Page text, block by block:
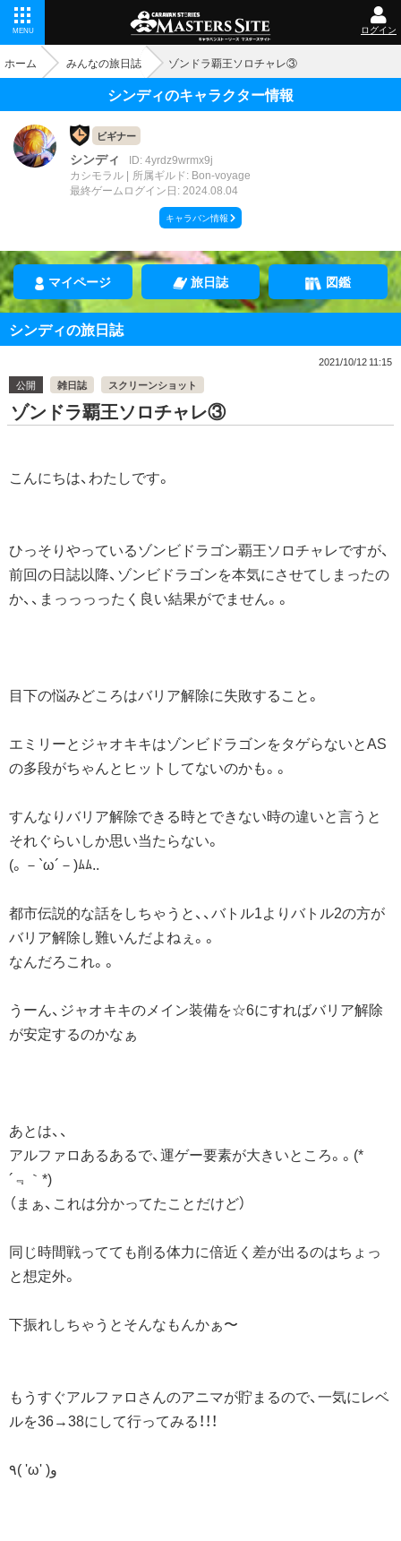
MENU ログイン
ホーム みんなの旅日誌 ゾンドラ覇王ソロチャレ③
シンディのキャラクター情報
ビギナー
シンディ
ID: 4yrdz9wrmx9j
カシモラル
所属ギルド: Bon-voyage
最終ゲームログイン日: 2024.08.04
キャラバン情報
マイページ 旅日誌 図鑑
シンディの旅日誌
2021/10/12 11:15
公開
雑日誌 スクリーンショット
ゾンドラ覇王ソロチャレ③
こんにちは、わたしです。
ひっそりやっているゾンビドラゴン覇王ソロチャレですが、
前回の日誌以降、ゾンビドラゴンを本気にさせてしまったの
か、、まっっっったく良い結果がでません。。
目下の悩みどころはバリア解除に失敗すること。
エミリーとジャオキキはゾンビドラゴンをタゲらないとAS
の多段がちゃんとヒットしてないのかも。。
すんなりバリア解除できる時とできない時の違いと言うと
それぐらいしか思い当たらない。
(。－`ω´－)ﾑﾑ..
都市伝説的な話をしちゃうと、、バトル1よりバトル2の方が
バリア解除し難いんだよねぇ。。
なんだろこれ。。
うーん、ジャオキキのメイン装備を☆6にすればバリア解除
が安定するのかなぁ
あとは、、
アルファロあるあるで、運ゲー要素が大きいところ。。(*
´﹃｀*)
（まぁ、これは分かってたことだけど）
同じ時間戦ってても削る体力に倍近く差が出るのはちょっ
と想定外。
下振れしちゃうとそんなもんかぁ〜
もうすぐアルファロさんのアニマが貯まるので、一気にレベ
ルを36→38にして行ってみる！！！
٩( 'ω' )و